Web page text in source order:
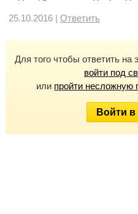
25.10.2016 | Ответить
Для того чтобы ответить на
войти под
или пройти несложную
Войти в